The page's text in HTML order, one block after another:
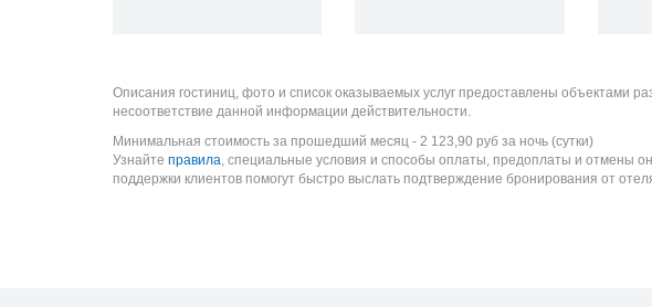
Описания гостиниц, фото и список оказываемых услуг предоставлены объектами
несоответствие данной информации действительности.
Минимальная стоимость за прошедший месяц - 2 123,90 руб за ночь (сутки)
Узнайте правила, специальные условия и способы оплаты, предоплаты и отмены
поддержки клиентов помогут быстро выслать подтверждение бронирования от